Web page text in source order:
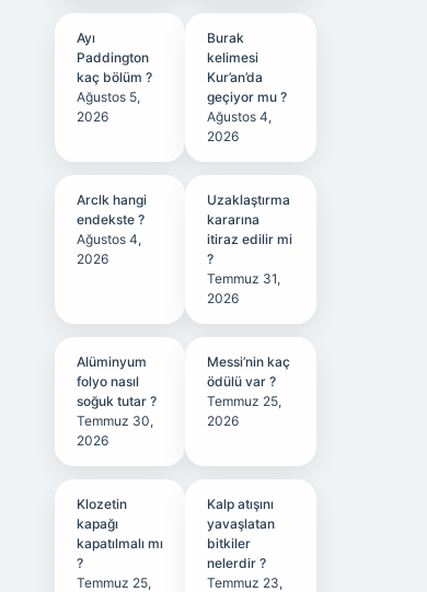
Ayı
Paddington
kaç bölüm ?
Ağustos 5,
2026
Burak
kelimesi
Kur’an’da
geçiyor mu ?
Ağustos 4,
2026
Arclk hangi
endekste ?
Ağustos 4,
2026
Uzaklaştırma
kararına
itiraz edilir mi
?
Temmuz 31,
2026
Alüminyum
folyo nasıl
soğuk tutar ?
Temmuz 30,
2026
Messi’nin kaç
ödülü var ?
Temmuz 25,
2026
Klozetin
kapağı
kapatılmalı mı
?
Temmuz 25,
Kalp atışını
yavaşlatan
bitkiler
nelerdir ?
Temmuz 23,